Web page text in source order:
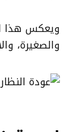
ويعكس هذا
والصغيرة،